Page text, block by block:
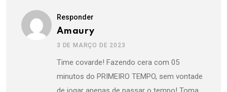
Responder
Amaury
3 DE MARÇO DE 2023
Time covarde! Fazendo cera com 05
minutos do PRIMEIRO TEMPO, sem vontade